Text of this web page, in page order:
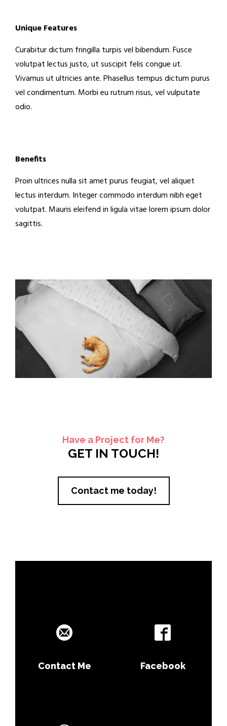
Unique Features
Curabitur dictum fringilla turpis vel bibendum. Fusce
volutpat lectus justo, ut suscipit felis congue ut.
Vivamus ut ultricies ante. Phasellus tempus dictum purus
vel condimentum. Morbi eu rutrum risus, vel vulputate
odio.
Benefits
Proin ultrices nulla sit amet purus feugiat, vel aliquet
lectus interdum. Integer commodo interdum nibh eget
volutpat. Mauris eleifend in ligula vitae lorem ipsum dolor
sagittis.
Have a Project for Me?
GET IN TOUCH!
Contact me today!
Contact Me Facebook